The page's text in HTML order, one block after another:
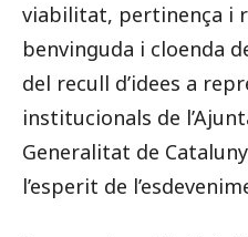
viabilitat, pertinença i
benvinguda i cloenda
del recull d’idees a
institucionals de
Generalitat de
l’esperit de